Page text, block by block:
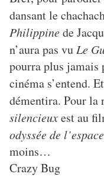
dansant le
Philippinede
n’aura pas vu Le
pourra plus jamais
cinéma s’entend.
démentira. Pour la
silencieuxest au
odyssée de l’espace
moins…
Crazy Bug